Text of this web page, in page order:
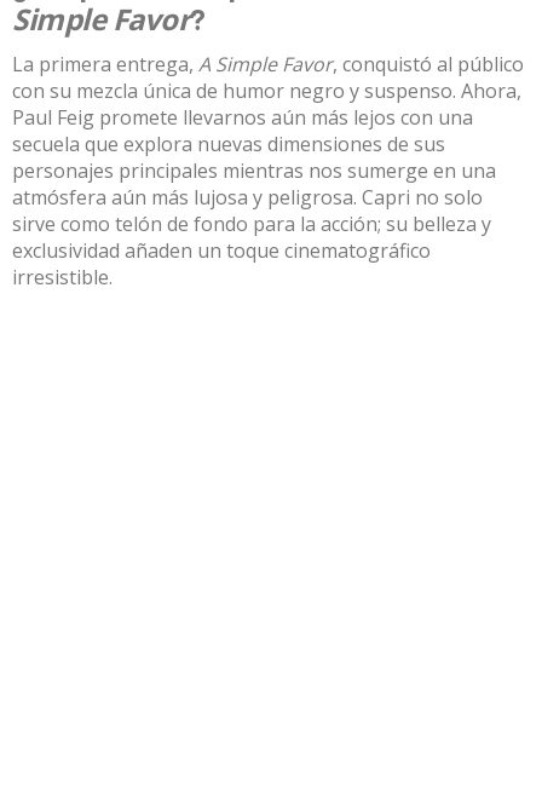
Simple Favor?
La primera entrega, A Simple Favor, conquistó al público
con su mezcla única de humor negro y suspenso. Ahora,
Paul Feig promete llevarnos aún más lejos con una
secuela que explora nuevas dimensiones de sus
personajes principales mientras nos sumerge en una
atmósfera aún más lujosa y peligrosa. Capri no solo
sirve como telón de fondo para la acción; su belleza y
exclusividad añaden un toque cinematográfico
irresistible.